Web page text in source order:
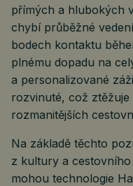
přímých a hlubokých
chybí průběžné
bodech kontaktu
plnému dopadu na
a personalizované
rozvinuté, což
rozmanitějších
Na základě těchto
z kultury a
mohou technologie